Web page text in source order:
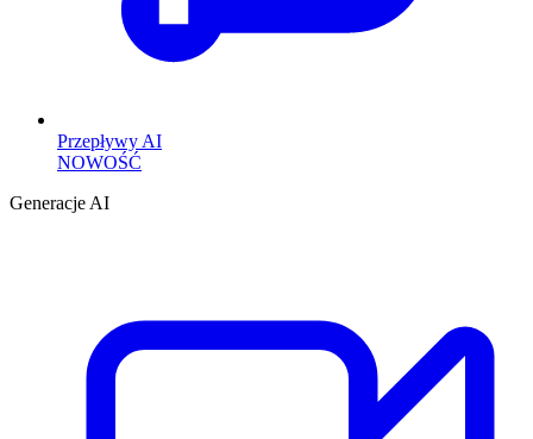
Przepływy AI
NOWOŚĆ
Generacje AI